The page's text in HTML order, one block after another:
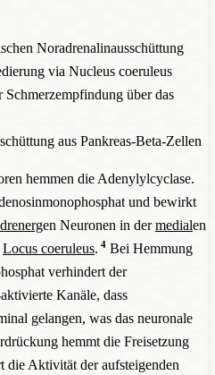
Noradrenalinausschüttung
via Nucleus coeruleus
über das
aus Pankreas-Beta-Zellen
hemmen die Adenylylcyclase.
und bewirkt
en Neuronen in dermedialen
Locus coeruleus. 4Bei Hemmung
verhindert der
Kanäle, dass
gelangen, was das neuronale
hemmt die Freisetzung
die Aktivität der aufsteigenden